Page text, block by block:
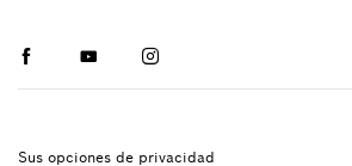
FacebookYoutubeInstagram
Sus opciones de privacidad